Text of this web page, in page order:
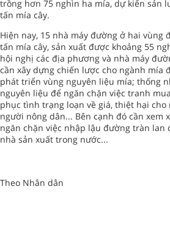
trồng hơn 75 nghìn ha mía, dự kiến sản
tấn mía cây.
Hiện nay, 15 nhà máy đường ở hai vùng
tấn mía cây, sản xuất được khoảng 55
hội nghị các địa phương và nhà máy
cần xây dựng chiến lược cho ngành mía
phát triển vùng nguyên liệu mía; thống
nguyên liệu để ngăn chặn việc tranh
phục tình trạng loạn về giá, thiệt hại cho
người nông dân... Bên cạnh đó cần xem
ngăn chặn việc nhập lậu đường tràn lan
nhà sản xuất trong nước...
Theo Nhân dân